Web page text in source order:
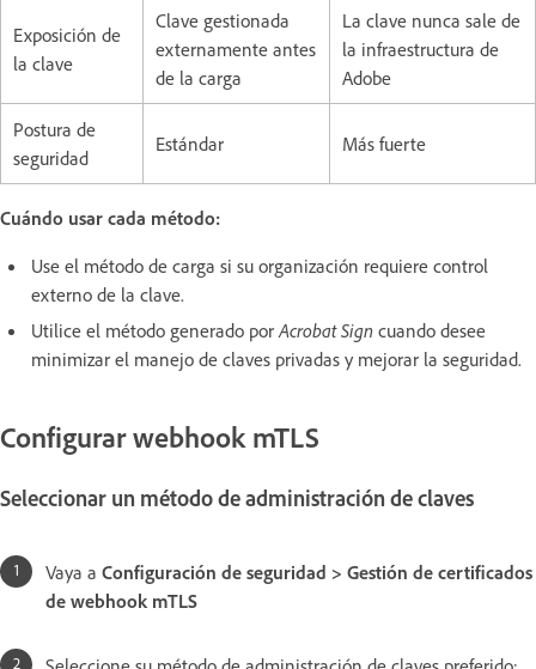
Exposición de
la clave
Clave gestionada
externamente antes
de la carga
La clave nunca sale de
la infraestructura de
Adobe
Postura de
seguridad
Estándar Más fuerte
Cuándo usar cada método:
Use el método de carga si su organización requiere control
externo de la clave.
Utilice el método generado porAcrobat Sign cuando desee
minimizar el manejo de claves privadas y mejorar la seguridad.
Configurar webhook mTLS
Seleccionar un método de administración de claves
Vaya a Configuración de seguridad > Gestión de certificados
de webhook mTLS